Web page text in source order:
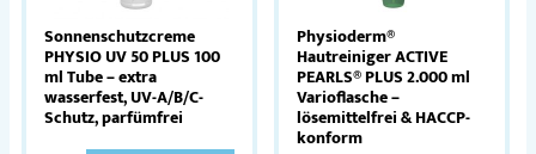
Sonnenschutzcreme
PHYSIO UV 50 PLUS 100
ml Tube – extra
wasserfest, UV-A/B/C-
Schutz, parfümfrei
Physioderm®
Hautreiniger ACTIVE
PEARLS® PLUS 2.000 ml
Varioflasche –
lösemittelfrei & HACCP-
konform